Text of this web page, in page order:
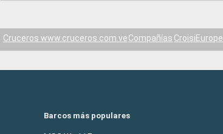
Cruceros www.cruceros.com.veCompañías CroisiEurope
Barcos más populares